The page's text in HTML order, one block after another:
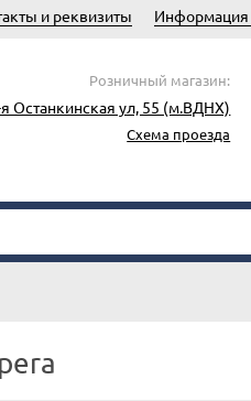
и реквизиты Информация
Розничный магазин:
Останкинская ул, 55 (м.ВДНХ)
Схема проезда